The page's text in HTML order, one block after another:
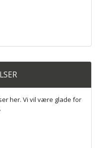
her. Vi vil være glade for